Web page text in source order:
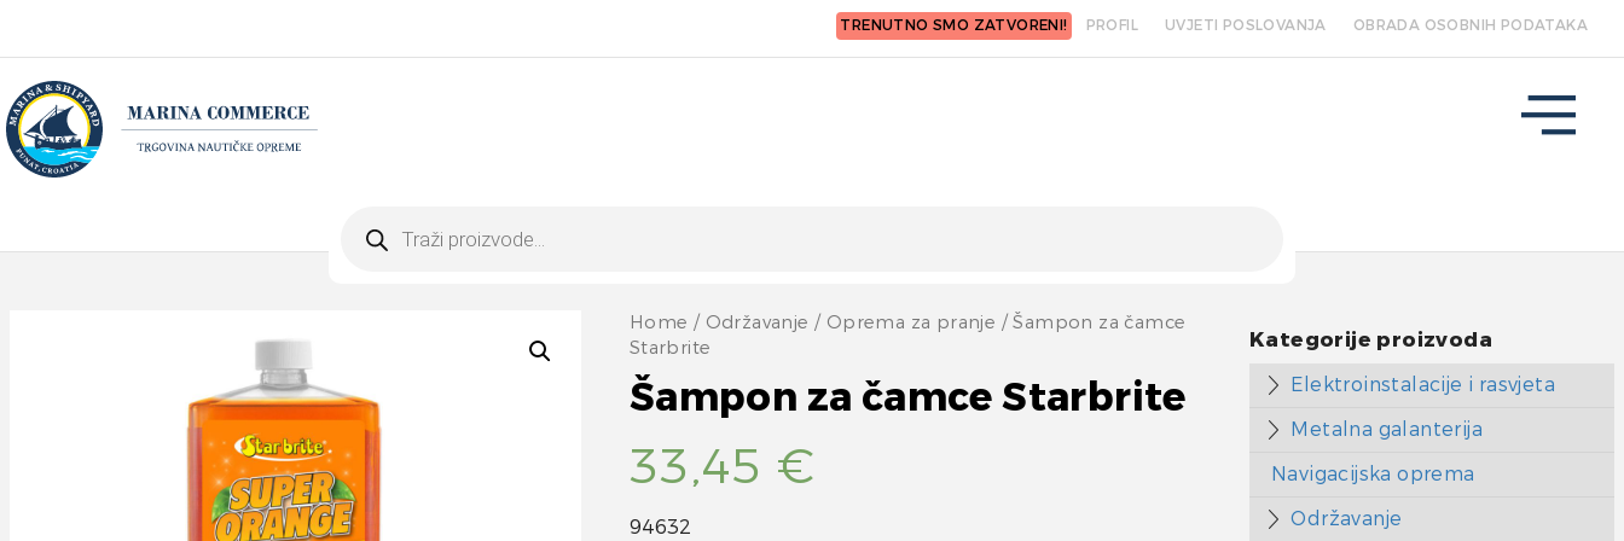
TRENUTNO SMO ZATVORENI! PROFIL UVJETI POSLOVANJA OBRADA OSOBNIH PODATAKA
search
Home / Održavanje / Oprema za pranje / Šampon za čamce
Starbrite
Šampon za čamce Starbrite
33,45 €
94632
Kategorije proizvoda
Elektroinstalacije i rasvjeta
Metalna galanterija
Navigacijska oprema
Održavanje